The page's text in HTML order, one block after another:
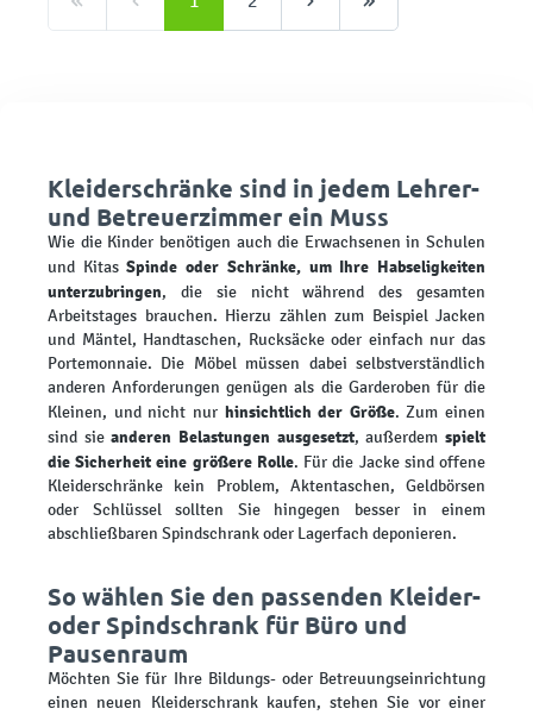
Kleiderschränke sind in jedem Lehrer-
und Betreuerzimmer ein Muss
Wie die Kinder benötigen auch die Erwachsenen in Schulen
und KitasSpinde oder Schränke, um Ihre Habseligkeiten
unterzubringen, die sie nicht während des gesamten
Arbeitstages brauchen. Hierzu zählen zum Beispiel Jacken
und Mäntel, Handtaschen, Rucksäcke oder einfach nur das
Portemonnaie. Die Möbel müssen dabei selbstverständlich
anderen Anforderungen genügen als die Garderoben für die
Kleinen, und nicht nur hinsichtlich der Größe. Zum einen
sind sieanderen Belastungen ausgesetzt, außerdemspielt
die Sicherheit eine größere Rolle. Für die Jacke sind offene
Kleiderschränke kein Problem, Aktentaschen, Geldbörsen
oder Schlüssel sollten Sie hingegen besser in einem
abschließbaren Spindschrank oder Lagerfach deponieren.
So wählen Sie den passenden Kleider-
oder Spindschrank für Büro und
Pausenraum
Möchten Sie für Ihre Bildungs- oder Betreuungseinrichtung
einen neuen Kleiderschrank kaufen, stehen Sie vor einer